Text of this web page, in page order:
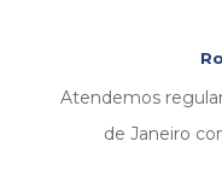
Atendemos
de Janeiro